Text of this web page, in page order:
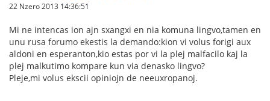
22 Nzero 2013 14:36:51
Mi ne intencas ion ajn sxangxi en nia komuna lingvo,tamen en
unu rusa forumo ekestis la demando:kion vi volus forigi aux
aldoni en esperanton,kio estas por vi la plej malfacilo kaj la
plej malkutimo kompare kun via denasko lingvo?
Pleje,mi volus ekscii opiniojn de neeuxropanoj.